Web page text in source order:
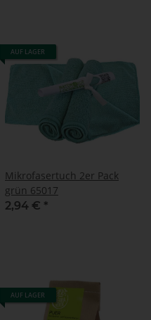
AUF LAGER
Mikrofasertuch 2er Pack
grün 65017
2,94 € *
AUF LAGER